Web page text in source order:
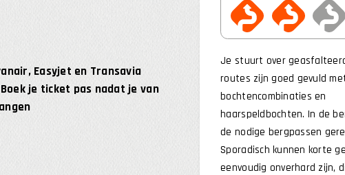
Easyjet en Transavia
je ticket pas nadat je van
Je stuurt over
routes zijn goed gevuld
bochtencombinaties en
haarspeldbochten. In de
de nodige bergpassen
Sporadisch kunnen korte
eenvoudig onverhard zijn,